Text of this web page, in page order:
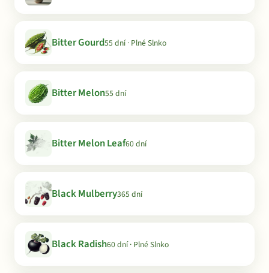
Bitter Gourd55 dní · Plné Slnko
Bitter Melon55 dní
Bitter Melon Leaf60 dní
Black Mulberry365 dní
Black Radish60 dní · Plné Slnko